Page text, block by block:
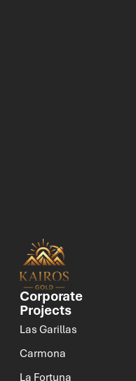
Corporate
Projects
Las Garillas
Carmona
La Fortuna